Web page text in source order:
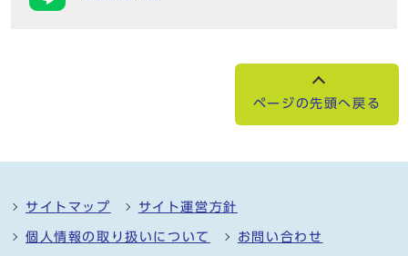
ページの先頭へ戻る
サイトマップ サイト運営方針
個人情報の取り扱いについて お問い合わせ